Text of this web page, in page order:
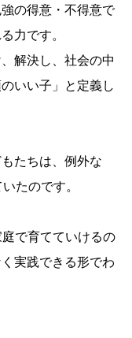
の得意・不得意で
力です。
解決し、社会の中
いい子」と定義し
たちは、例外な
たのです。
で育てていけるの
実践できる形でわ